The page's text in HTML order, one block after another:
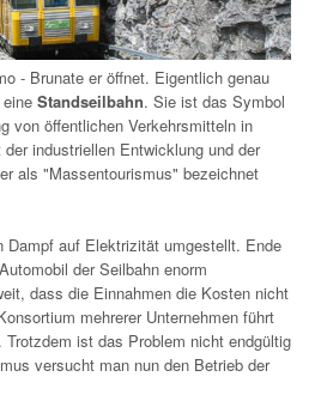
- Brunate er öffnet. Eigentlich genau
Standseilbahn. Sie ist das Symbol
von öffentlichen Verkehrsmitteln in
industriellen Entwicklung und der
als "Massentourismus" bezeichnet
Dampf auf Elektrizität umgestellt. Ende
der Seilbahn enorm
dass die Einnahmen die Kosten nicht
mehrerer Unternehmen führt
ist das Problem nicht endgültig
versucht man nun den Betrieb der